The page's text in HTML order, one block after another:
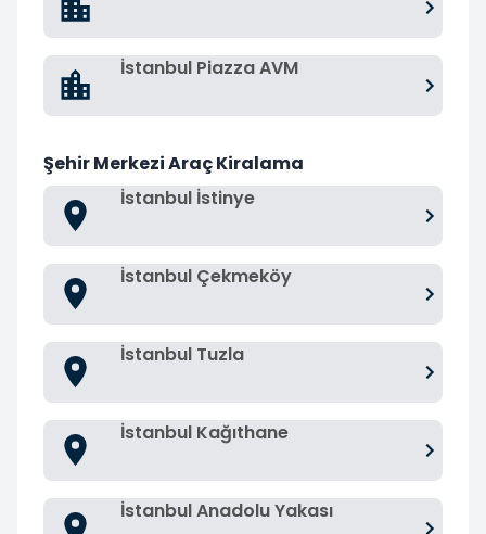
İstanbul Piazza AVM
Şehir Merkezi Araç Kiralama
İstanbul İstinye
İstanbul Çekmeköy
İstanbul Tuzla
İstanbul Kağıthane
İstanbul Anadolu Yakası